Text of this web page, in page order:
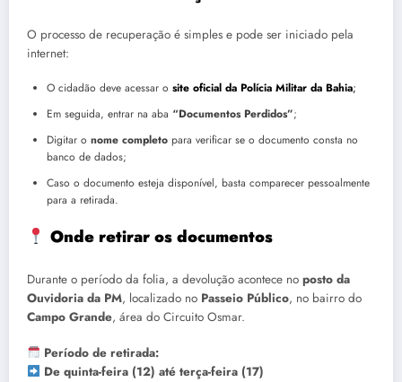
O processo de recuperação é simples e pode ser iniciado pela
internet:
O cidadão deve acessar o site oficial da Polícia Militar da Bahia;
Em seguida, entrar na aba “Documentos Perdidos”;
Digitar o nome completo para verificar se o documento consta no
banco de dados;
Caso o documento esteja disponível, basta comparecer pessoalmente
para a retirada.
Onde retirar os documentos
Durante o período da folia, a devolução acontece no posto da
Ouvidoria da PM, localizado no Passeio Público, no bairro do
Campo Grande, área do Circuito Osmar.
Período de retirada:
De quinta-feira (12) até terça-feira (17)